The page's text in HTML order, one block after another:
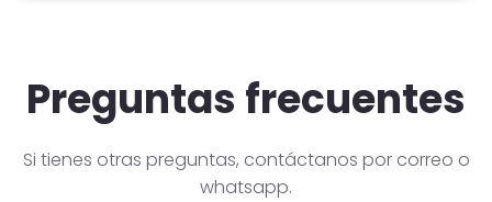
Preguntas frecuentes
Si tienes otras preguntas, contáctanos por correo o
whatsapp.